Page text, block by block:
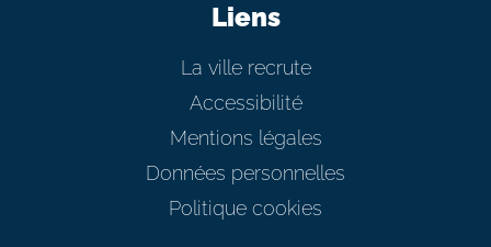
Liens
La ville recrute
Accessibilité
Mentions légales
Données personnelles
Politique cookies